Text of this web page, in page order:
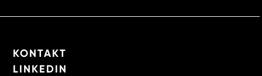
KONTAKT
LINKEDIN